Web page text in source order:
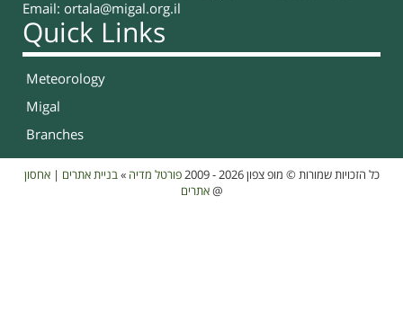
Email: ortala@migal.org.il
Quick Links
Meteorology
Migal
Branches
כל הזכויות שמורות © מופ צפון 2026 - 2009 פורטל מדיה »בניית אתרים |אחסון
אתרים@